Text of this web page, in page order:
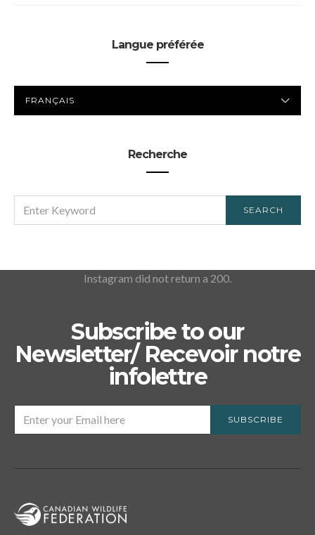
Langue préférée
PRÉFÉRÉE
Recherche
FOR:
SEARCH
Instagram did not return a 200.
Subscribe to our
Newsletter/ Recevoir notre
infolettre
SUBSCRIBE